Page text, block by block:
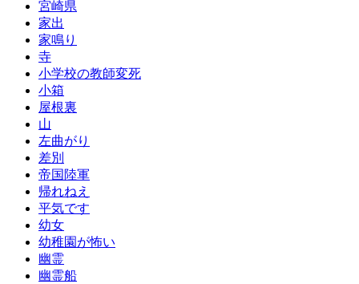
宮崎県
家出
家鳴り
寺
小学校の教師変死
小箱
屋根裏
山
左曲がり
差別
帝国陸軍
帰れねえ
平気です
幼女
幼稚園が怖い
幽霊
幽霊船